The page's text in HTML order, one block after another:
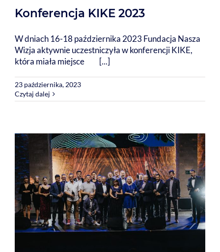
Konferencja KIKE 2023
W dniach 16-18 października 2023 Fundacja Nasza
Wizja aktywnie uczestniczyła w konferencji KIKE,
która miała miejsce [...]
23 października, 2023
Czytaj dalej